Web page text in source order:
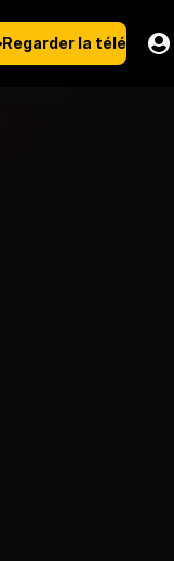
Regarder la télé